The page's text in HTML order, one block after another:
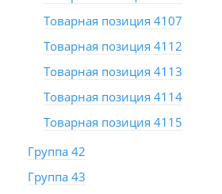
Товарная позиция 4107
Товарная позиция 4112
Товарная позиция 4113
Товарная позиция 4114
Товарная позиция 4115
Группа 42
Группа 43